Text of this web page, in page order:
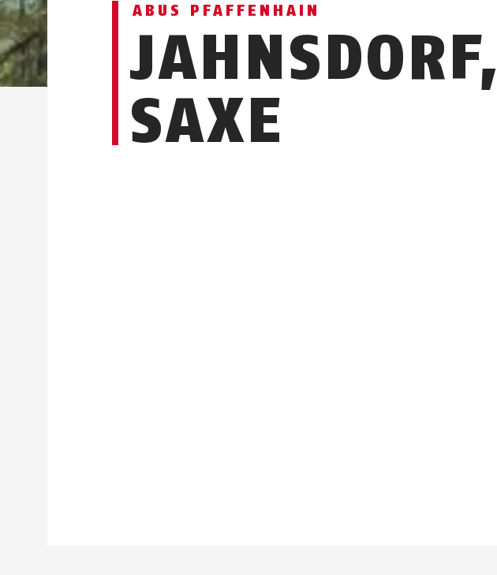
ABUS PFAFFENHAIN
JAHNSDORF,
SAXE